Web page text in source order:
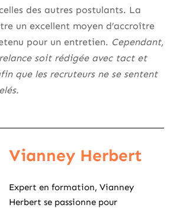
des autres postulants. La
un excellent moyen d’accroître
pour un entretien. Cependant,
soit rédigée avec tact et
que les recruteurs ne se sentent
Vianney Herbert
Expert en formation, Vianney
Herbert se passionne pour